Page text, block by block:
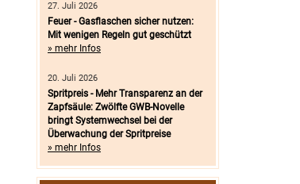
27. Juli 2026
Feuer - Gasflaschen sicher nutzen:
Mit wenigen Regeln gut geschützt
» mehr Infos
20. Juli 2026
Spritpreis - Mehr Transparenz an der
Zapfsäule: Zwölfte GWB-Novelle
bringt Systemwechsel bei der
Überwachung der Spritpreise
» mehr Infos